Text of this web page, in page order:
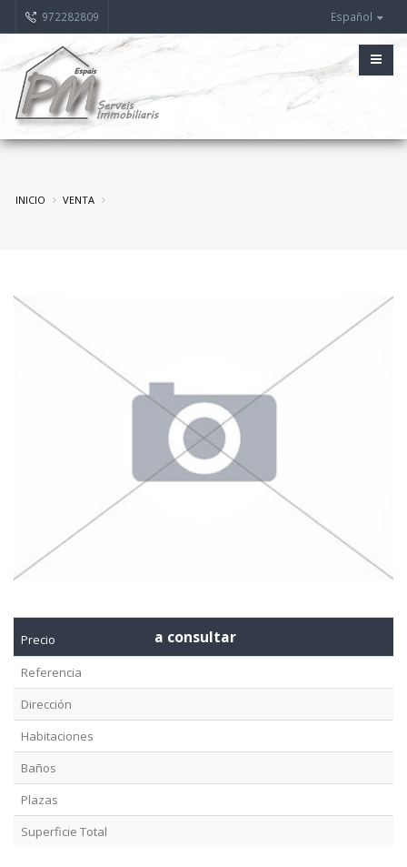
972282809 Español
INICIO VENTA
Precio a consultar
Referencia
Dirección
Habitaciones
Baños
Plazas
Superficie Total